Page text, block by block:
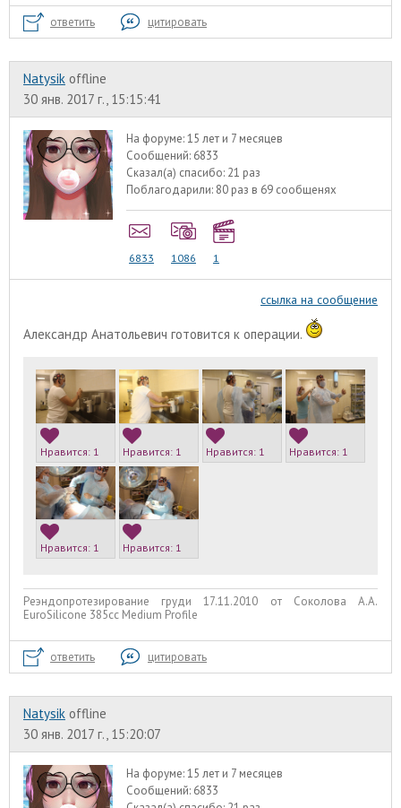
ответить цитировать
Natysik offline
30 янв. 2017 г., 15:15:41
На форуме:15 лет и 7 месяцев
Сообщений: 6833
Сказал(а) спасибо: 21 раз
Поблагодарили: 80 раз в 69 сообщенях
6833 1086 1
ссылка на сообщение
Александр Анатольевич готовится к операции.
Нравится: 1 Нравится: 1 Нравится: 1 Нравится: 1
Нравится: 1 Нравится: 1
Реэндопротезирование груди 17.11.2010 от Соколова А.А.
EuroSilicone 385сс Medium Profile
ответить цитировать
Natysik offline
30 янв. 2017 г., 15:20:07
На форуме:15 лет и 7 месяцев
Сообщений: 6833